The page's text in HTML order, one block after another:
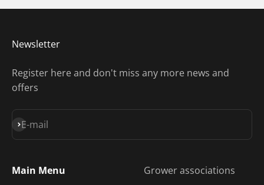
Newsletter
Register here and don't miss any more news and
offers
E-mail
Subscribe
Main Menu
Grower associations